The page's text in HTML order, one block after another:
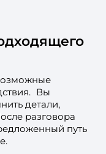
Вы
детали,
разговора
путь